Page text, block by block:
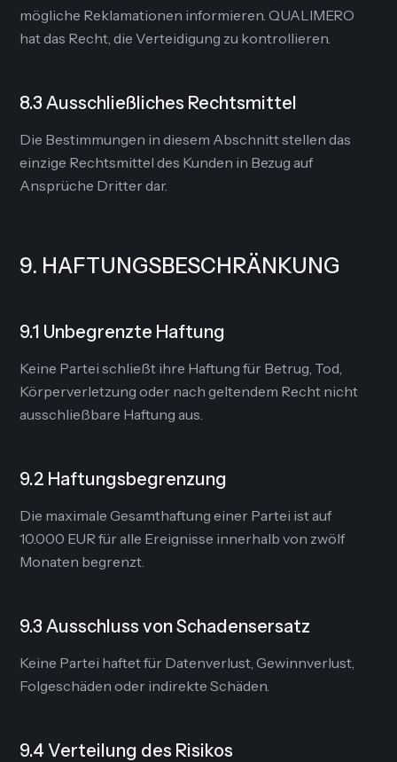
mögliche Reklamationen informieren. QUALIMERO
hat das Recht, die Verteidigung zu kontrollieren.
8.3 Ausschließliches Rechtsmittel
Die Bestimmungen in diesem Abschnitt stellen das
einzige Rechtsmittel des Kunden in Bezug auf
Ansprüche Dritter dar.
9. HAFTUNGSBESCHRÄNKUNG
9.1 Unbegrenzte Haftung
Keine Partei schließt ihre Haftung für Betrug, Tod,
Körperverletzung oder nach geltendem Recht nicht
ausschließbare Haftung aus.
9.2 Haftungsbegrenzung
Die maximale Gesamthaftung einer Partei ist auf
10.000 EUR für alle Ereignisse innerhalb von zwölf
Monaten begrenzt.
9.3 Ausschluss von Schadensersatz
Keine Partei haftet für Datenverlust, Gewinnverlust,
Folgeschäden oder indirekte Schäden.
9.4 Verteilung des Risikos